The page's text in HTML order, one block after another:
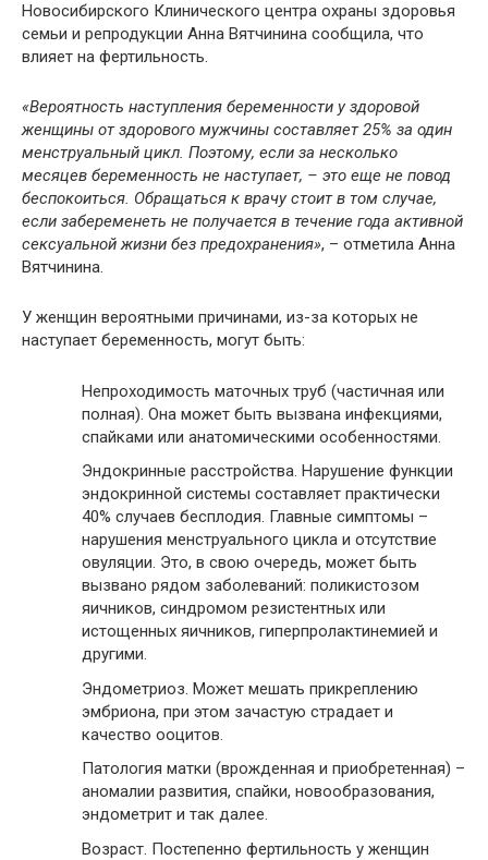
Новосибирского Клинического центра охраны здоровья
семьи и репродукции Анна Вятчинина сообщила, что
влияет на фертильность.
«Вероятность наступления беременности у здоровой
женщины от здорового мужчины составляет 25% за один
менструальный цикл. Поэтому, если за несколько
месяцев беременность не наступает, – это еще не повод
беспокоиться. Обращаться к врачу стоит в том случае,
если забеременеть не получается в течение года активной
сексуальной жизни без предохранения», – отметила Анна
Вятчинина.
У женщин вероятными причинами, из-за которых не
наступает беременность, могут быть:
Непроходимость маточных труб (частичная или
полная). Она может быть вызвана инфекциями,
спайками или анатомическими особенностями.
Эндокринные расстройства. Нарушение функции
эндокринной системы составляет практически
40% случаев бесплодия. Главные симптомы –
нарушения менструального цикла и отсутствие
овуляции. Это, в свою очередь, может быть
вызвано рядом заболеваний: поликистозом
яичников, синдромом резистентных или
истощенных яичников, гиперпролактинемией и
другими.
Эндометриоз. Может мешать прикреплению
эмбриона, при этом зачастую страдает и
качество ооцитов.
Патология матки (врожденная и приобретенная) –
аномалии развития, спайки, новообразования,
эндометрит и так далее.
Возраст. Постепенно фертильность у женщин